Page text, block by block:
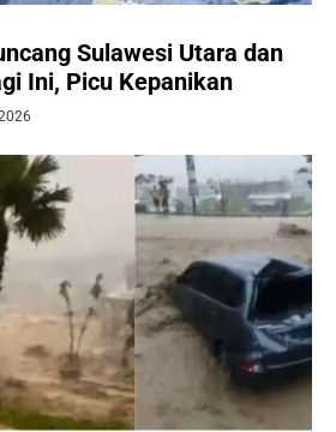
Sulawesi Utara dan
Ini, Picu Kepanikan